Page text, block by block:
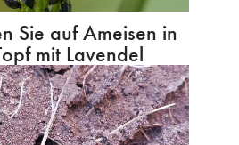
Sie auf Ameisen in
mit Lavendel